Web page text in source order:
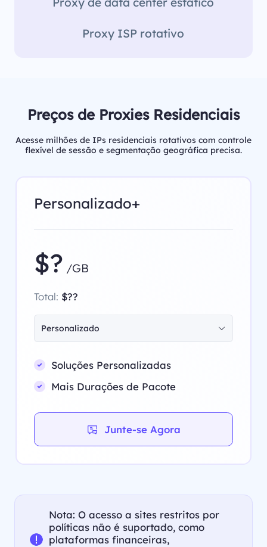
Proxy ISP rotativo
Preços de Proxies Residenciais
Acesse milhões de IPs residenciais rotativos com controle
flexível de sessão e segmentação geográfica precisa.
Personalizado+
$? /GB
Total: $??
Personalizado
Soluções Personalizadas
Mais Durações de Pacote
Junte-se Agora
Nota: O acesso a sites restritos por
políticas não é suportado, como
plataformas financeiras,